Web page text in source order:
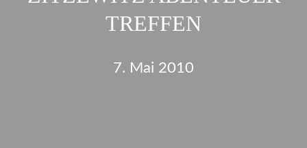
TREFFEN
7. Mai 2010